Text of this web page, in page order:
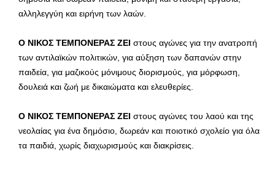
αλληλεγγύη και ειρήνη των λαών.
Ο ΝΙΚΟΣ ΤΕΜΠΟΝΕΡΑΣ ΖΕΙ στους αγώνες για την ανατροπή
των αντιλαϊκών πολιτικών, για αύξηση των δαπανών στην
παιδεία, για μαζικούς μόνιμους διορισμούς, για μόρφωση,
δουλειά και ζωή με δικαιώματα και ελευθερίες.
Ο ΝΙΚΟΣ ΤΕΜΠΟΝΕΡΑΣ ΖΕΙ στους αγώνες του λαού και της
νεολαίας για ένα δημόσιο, δωρεάν και ποιοτικό σχολείο για όλα
τα παιδιά, χωρίς διαχωρισμούς και διακρίσεις.